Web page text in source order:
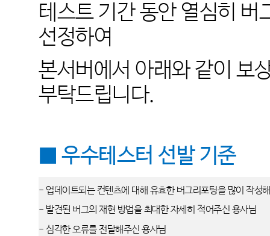
테스트 기간 동안 열심히
선정하여
본서버에서 아래와 같이 보
부탁드립니다.
■ 우수테스터 선발 기준
- 업데이트되는 컨텐츠에 대해 유효한 버그리포팅을 많이 작성
- 발견된 버그의 재현 방법을 최대한 자세히 적어주신 용사님
- 심각한 오류를 전달해주신 용사님